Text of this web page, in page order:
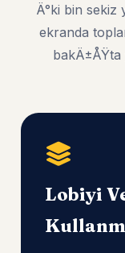
Ä°ki bin
ekranda
Lobiyi